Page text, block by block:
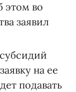
этом во
заявил
на ее
подавать